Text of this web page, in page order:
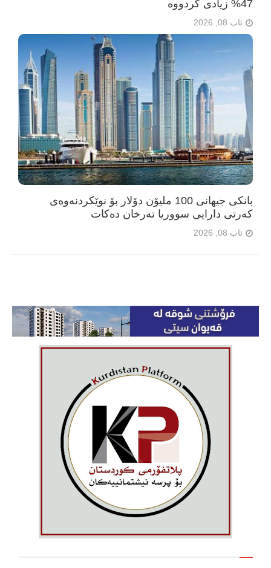
47% زیادی کردووە
ئاب 08, 2026
بانکی جیهانی 100 ملیۆن دۆلار بۆ نوێکردنەوەی
کەرتی دارایی سووریا تەرخان دەکات
ئاب 08, 2026